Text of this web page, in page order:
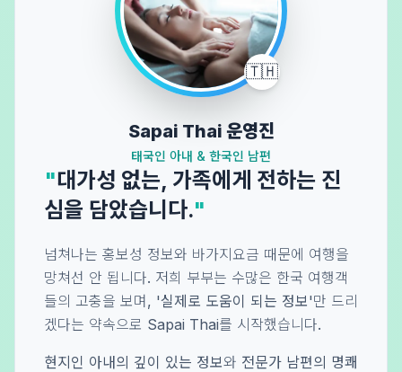
🇹🇭
Sapai Thai 운영진
태국인 아내 & 한국인 남편
"대가성 없는, 가족에게 전하는 진
심을 담았습니다."
넘쳐나는 홍보성 정보와 바가지요금 때문에 여행을
망쳐선 안 됩니다. 저희 부부는 수많은 한국 여행객
들의 고충을 보며, '실제로 도움이 되는 정보'만 드리
겠다는 약속으로 Sapai Thai를 시작했습니다.
현지인 아내의 깊이 있는 정보와 전문가 남편의 명쾌